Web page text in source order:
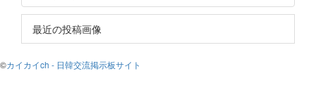
最近の投稿画像
©カイカイch - 日韓交流掲示板サイト